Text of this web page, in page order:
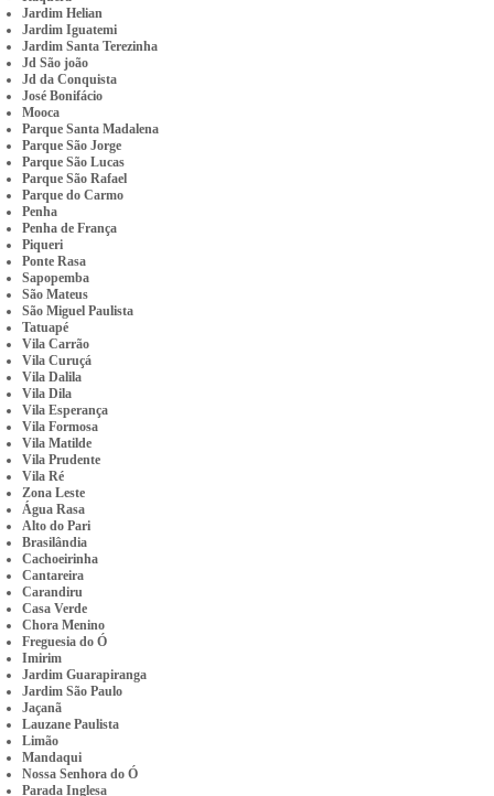
Jardim Helian
Jardim Iguatemi
Jardim Santa Terezinha
Jd São joão
Jd da Conquista
José Bonifácio
Mooca
Parque Santa Madalena
Parque São Jorge
Parque São Lucas
Parque São Rafael
Parque do Carmo
Penha
Penha de França
Piqueri
Ponte Rasa
Sapopemba
São Mateus
São Miguel Paulista
Tatuapé
Vila Carrão
Vila Curuçá
Vila Dalila
Vila Dila
Vila Esperança
Vila Formosa
Vila Matilde
Vila Prudente
Vila Ré
Zona Leste
Água Rasa
Alto do Pari
Brasilândia
Cachoeirinha
Cantareira
Carandiru
Casa Verde
Chora Menino
Freguesia do Ó
Imirim
Jardim Guarapiranga
Jardim São Paulo
Jaçanã
Lauzane Paulista
Limão
Mandaqui
Nossa Senhora do Ó
Parada Inglesa